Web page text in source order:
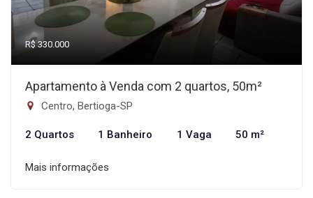
R$ 330.000
Apartamento à Venda com 2 quartos, 50m²
Centro, Bertioga-SP
2 Quartos 1 Banheiro 1 Vaga 50 m²
Mais informações